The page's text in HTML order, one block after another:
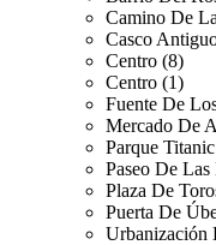
Camino De
Casco
Centro (8)
Centro (1)
Fuente De
Mercado De
Parque
Paseo De
Plaza De
Puerta De
Urbanización